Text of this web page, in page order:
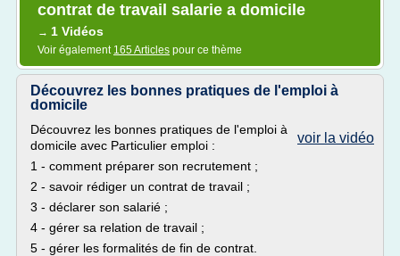
contrat de travail salarie a domicile
→ 1 Vidéos
Voir également 165 Articles pour ce thème
Découvrez les bonnes pratiques de l'emploi à
domicile
voir la vidéo
Découvrez les bonnes pratiques de l'emploi à
domicile avec Particulier emploi :
1 - comment préparer son recrutement ;
2 - savoir rédiger un contrat de travail ;
3 - déclarer son salarié ;
4 - gérer sa relation de travail ;
5 - gérer les formalités de fin de contrat.